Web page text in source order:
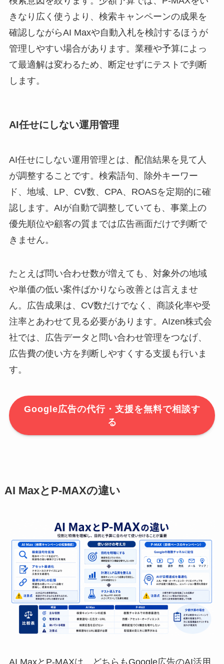
きなり広く使うより、検索キャンペーンの成果を
確認しながらAI Maxや自動入札を検討するほうが
管理しやすい場合があります。業種や予算によっ
て最適解は変わるため、断定せずにテストで判断
します。
AI任せにしない運用管理
AI任せにしない運用管理とは、配信結果を見て人
が調整することです。検索語句、除外キーワー
ド、地域、LP、CV数、CPA、ROASを定期的に確
認します。AIが自動で調整していても、事業上の
優先順位や顧客の質までは広告画面だけで判断で
きません。
たとえば問い合わせ数が増えても、対象外の地域
や単価の低い案件ばかりなら改善とは言えませ
ん。広告成果は、CV数だけでなく、商談化率や受
注率とあわせて見る必要があります。AIzen株式会
社では、広告データと問い合わせ管理をつなげ、
広告費の使い方を判断しやすくする支援も行いま
す。
Google広告の代行・支援を無料で相談す
る
AI MaxとP-MAXの違い
AI MaxとP-MAXは、どちらもGoogle広告のAI活用